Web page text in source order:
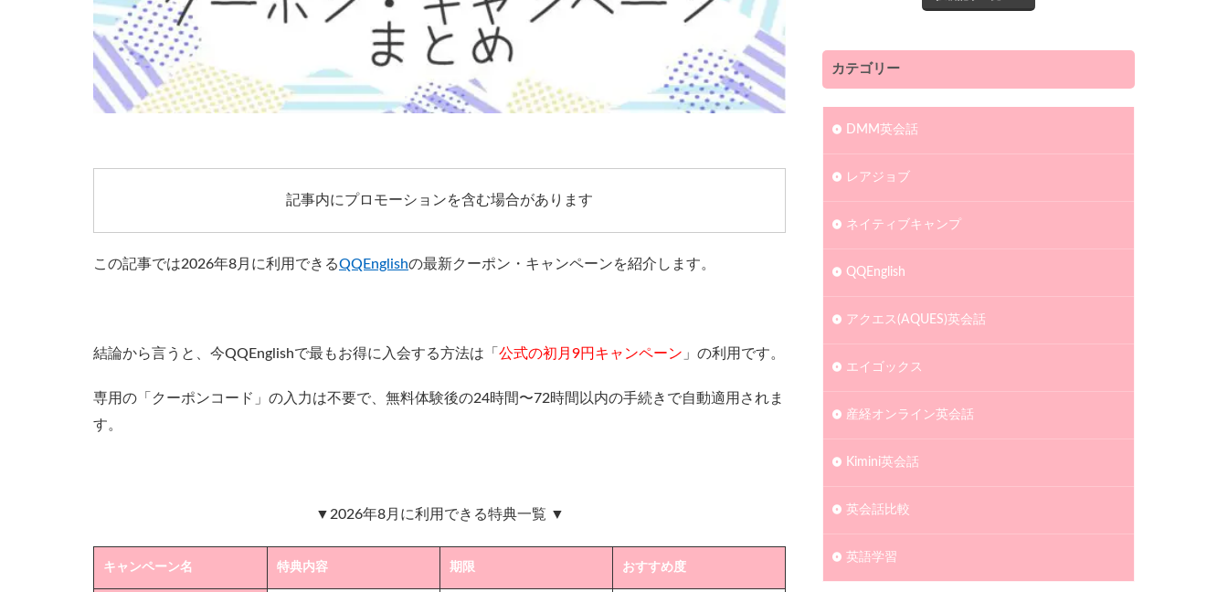
記事内にプロモーションを含む場合があります
この記事では2026年8月に利用できるQQEnglishの最新クーポン・キャンペーンを紹介します。
結論から言うと、今QQEnglishで最もお得に入会する方法は「 公式の初月9円キャンペーン 」の利用です。
専用の「クーポンコード」の入力は不要で、無料体験後の24時間〜72時間以内の手続きで自動適用されま
す。
▼2026年8月に利用できる特典一覧 ▼
キャンペーン名 特典内容 期限 おすすめ度
カテゴリー
DMM英会話
レアジョブ
ネイティブキャンプ
QQEnglish
アクエス(AQUES)英会話
エイゴックス
産経オンライン英会話
Kimini英会話
英会話比較
英語学習